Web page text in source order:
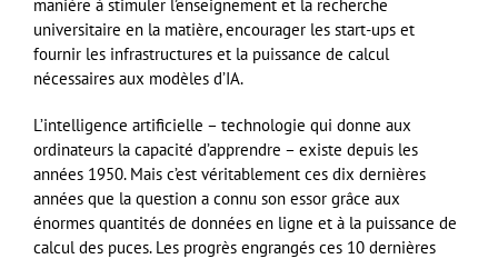
manière à stimuler l’enseignement et la recherche
universitaire en la matière, encourager les start-ups et
fournir les infrastructures et la puissance de calcul
nécessaires aux modèles d’IA.
L’intelligence artificielle – technologie qui donne aux
ordinateurs la capacité d’apprendre – existe depuis les
années 1950. Mais c’est véritablement ces dix dernières
années que la question a connu son essor grâce aux
énormes quantités de données en ligne et à la puissance de
calcul des puces. Les progrès engrangés ces 10 dernières